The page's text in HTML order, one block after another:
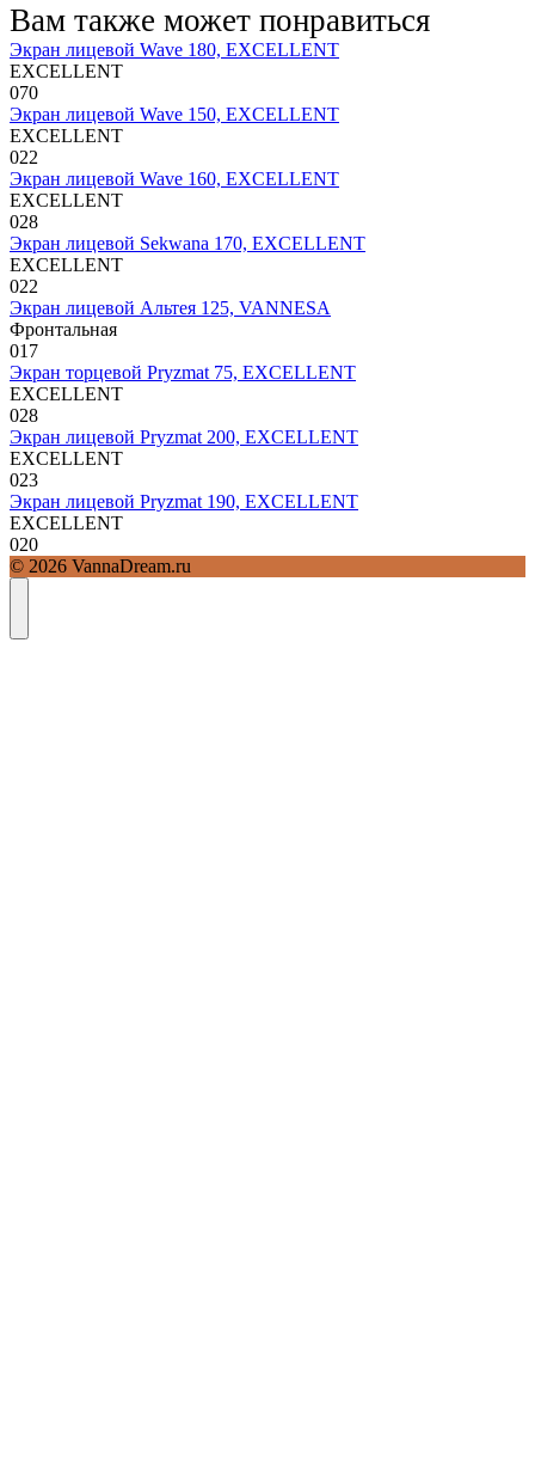
Вам также может понравиться
Экран лицевой Wave 180, EXCELLENT
EXCELLENT
070
Экран лицевой Wave 150, EXCELLENT
EXCELLENT
022
Экран лицевой Wave 160, EXCELLENT
EXCELLENT
028
Экран лицевой Sekwana 170, EXCELLENT
EXCELLENT
022
Экран лицевой Альтея 125, VANNESA
Фронтальная
017
Экран торцевой Pryzmat 75, EXCELLENT
EXCELLENT
028
Экран лицевой Pryzmat 200, EXCELLENT
EXCELLENT
023
Экран лицевой Pryzmat 190, EXCELLENT
EXCELLENT
020
© 2026 VannaDream.ru